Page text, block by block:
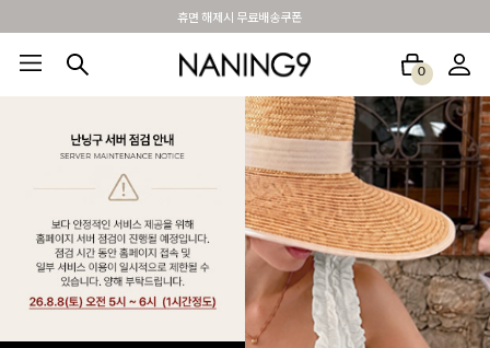
BEST 포토리뷰 - 매주 2명추첨 3만원쿠폰
0
썸머여행룩 아울렛 하객&모임룩